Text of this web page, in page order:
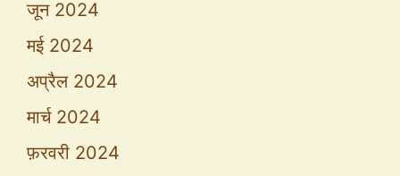
जून 2024
मई 2024
अप्रैल 2024
मार्च 2024
फ़रवरी 2024